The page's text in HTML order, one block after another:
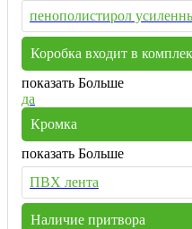
пенополистирол
Коробка входит в
показать Больше
да
Кромка
показать Больше
ПВХ лента
Наличие притвора